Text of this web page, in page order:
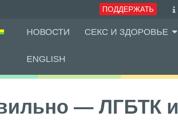
ПОДДЕРЖАТЬ
НОВОСТИ СЕКС И ЗДОРОВЬЕ
ENGLISH
— ЛГБТК и